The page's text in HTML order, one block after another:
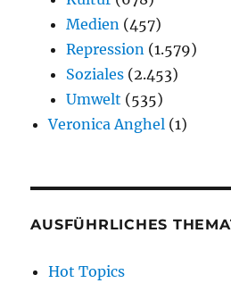
Medien (457)
Repression (1.579)
Soziales (2.453)
Umwelt (535)
Veronica Anghel (1)
AUSFÜHRLICHES
Hot Topics